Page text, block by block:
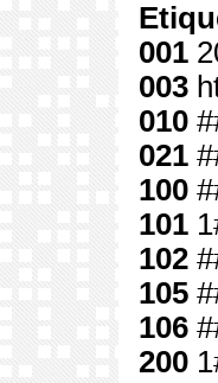
001
003
010
021
100
101
102
105
106
200